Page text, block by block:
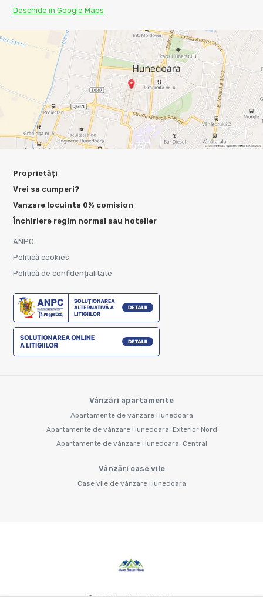
Deschide în Google Maps
Proprietăți
Vrei sa cumperi?
Vanzare locuinta 0% comision
Închiriere regim normal sau hotelier
ANPC
Politică cookies
Politică de confidențialitate
Vânzări apartamente
Apartamente de vânzare Hunedoara
Apartamente de vânzare Hunedoara, Exterior Nord
Apartamente de vânzare Hunedoara, Central
Vânzări case vile
Case vile de vânzare Hunedoara